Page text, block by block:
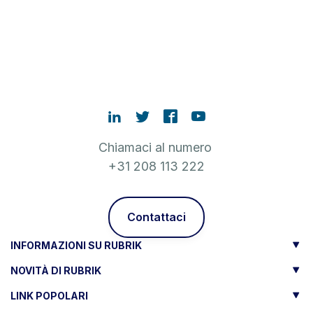
Chiamaci al numero
+31 208 113 222
Contattaci
INFORMAZIONI SU RUBRIK
NOVITÀ DI RUBRIK
LINK POPOLARI